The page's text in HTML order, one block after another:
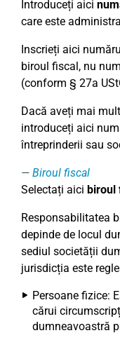
Introduceți aici
care este
Inscrieți aici
biroul fiscal, nu
(conform § 27a
Dacă aveți mai
introduceți aici
întreprinderii sau
Biroul fiscal
Selectați aici biroul
Responsabilitatea
depinde de locul
sediul societății
jurisdicția este
Persoane fizice:
cărui
dumneavoastră